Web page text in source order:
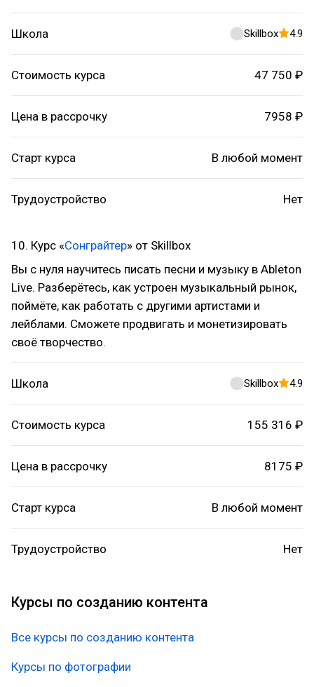
Школа Skillbox 4.9
Стоимость курса 47 750 ₽
Цена в рассрочку 7958 ₽
Старт курса В любой момент
Трудоустройство Нет
10. Курс «Сонграйтер» от Skillbox
Вы с нуля научитесь писать песни и музыку в Ableton
Live. Разберётесь, как устроен музыкальный рынок,
поймёте, как работать с другими артистами и
лейблами. Сможете продвигать и монетизировать
своё творчество.
Школа Skillbox 4.9
Стоимость курса 155 316 ₽
Цена в рассрочку 8175 ₽
Старт курса В любой момент
Трудоустройство Нет
Курсы по созданию контента
Все курсы по созданию контента
Курсы по фотографии